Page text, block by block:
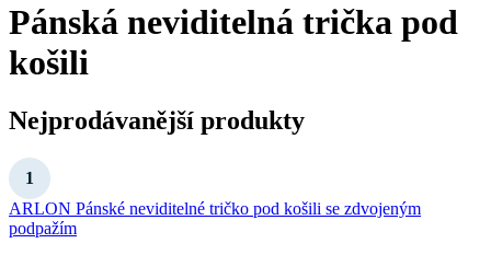
Pánská neviditelná trička pod
košili
Nejprodávanější produkty
ARLON Pánské neviditelné tričko pod košili se zdvojeným
podpažím